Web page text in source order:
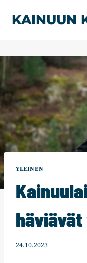
sisältöön
KAINUUN
YLEINEN
24.10.2023